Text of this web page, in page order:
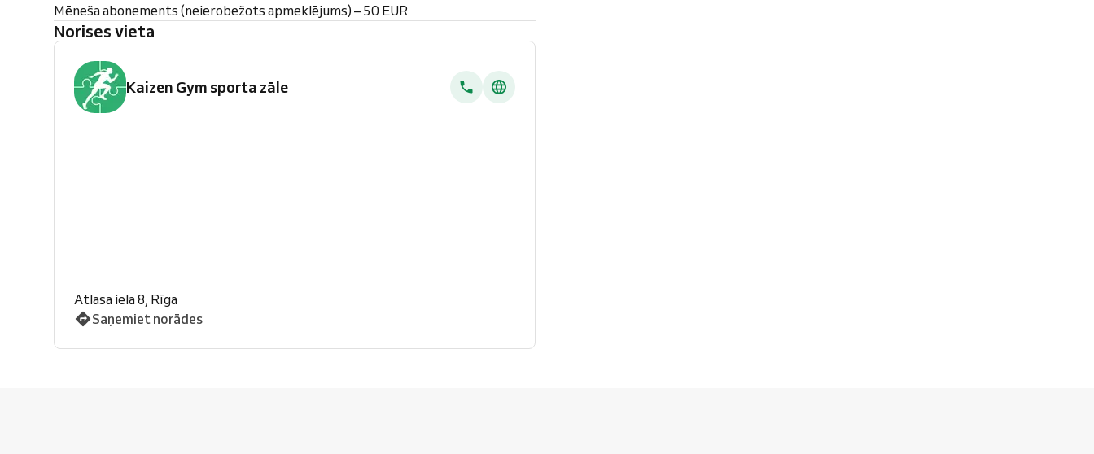
Mēneša abonements (neierobežots apmeklējums) – 50 EUR
Norises vieta
Kaizen Gym sporta zāle
Atlasa iela 8, Rīga
Saņemiet norādes